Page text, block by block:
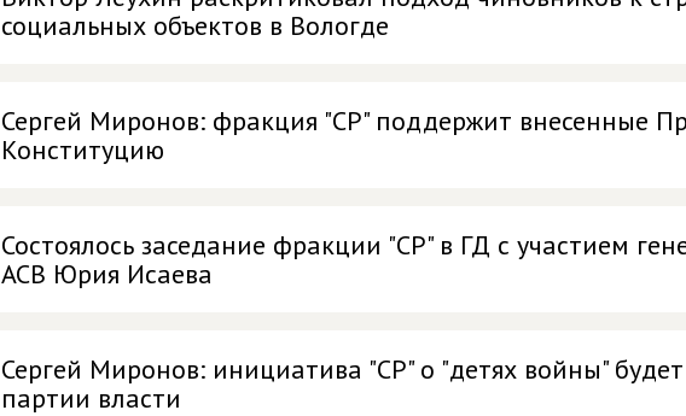
социальных объектов в Вологде
Сергей Миронов: фракция "СР" поддержит внесенные
Конституцию
Состоялось заседание фракции "СР" в ГД с участием
АСВ Юрия Исаева
Сергей Миронов: инициатива "СР" о "детях войны"
партии власти